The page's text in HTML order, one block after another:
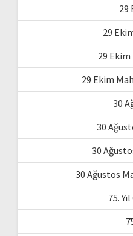
29
29
29
29 Ekim
30
30
30
30 Ağustos
75.